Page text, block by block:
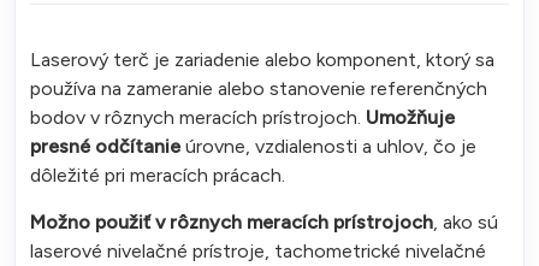
Laserový terč je zariadenie alebo komponent, ktorý sa
používa na zameranie alebo stanovenie referenčných
bodov v rôznych meracích prístrojoch. Umožňuje
presné odčítanie úrovne, vzdialenosti a uhlov, čo je
dôležité pri meracích prácach.
Možno použiť v rôznych meracích prístrojoch , ako sú
laserové nivelačné prístroje, tachometrické nivelačné